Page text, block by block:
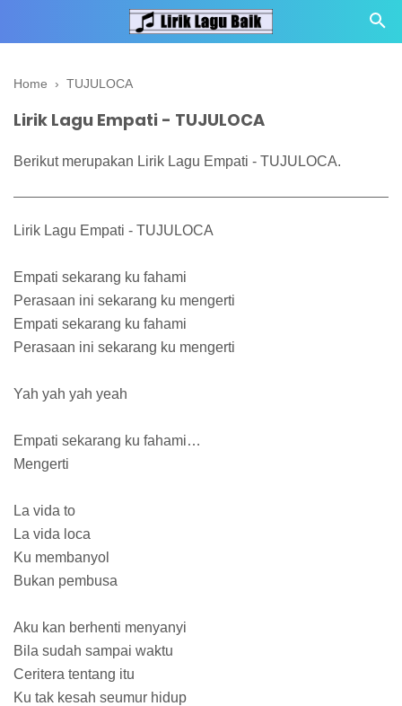
Home › TUJULOCA
Lirik Lagu Empati - TUJULOCA
Berikut merupakan Lirik Lagu Empati - TUJULOCA.
Lirik Lagu Empati - TUJULOCA
Empati sekarang ku fahami
Perasaan ini sekarang ku mengerti
Empati sekarang ku fahami
Perasaan ini sekarang ku mengerti
Yah yah yah yeah
Empati sekarang ku fahami…
Mengerti
La vida to
La vida loca
Ku membanyol
Bukan pembusa
Aku kan berhenti menyanyi
Bila sudah sampai waktu
Ceritera tentang itu
Ku tak kesah seumur hidup